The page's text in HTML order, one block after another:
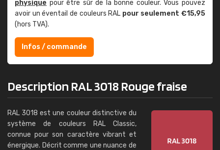
physique pour être sûr de la bonne couleur. Vous pouvez
avoir un éventail de couleurs RAL pour seulement €15,95
(hors TVA).
Infos / commande
Description RAL 3018 Rouge fraise
RAL 3018 est une couleur distinctive du
système de couleurs RAL Classic,
connue pour son caractère vibrant et
énergique. Décrit comme une nuance de